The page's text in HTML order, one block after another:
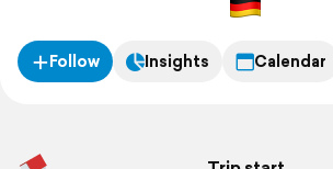
Follow Insights Calendar